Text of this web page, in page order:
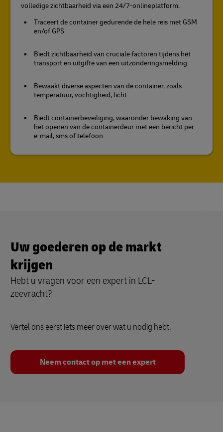
volledige zichtbaarheid via een 24/7-onlineplatform.
Traceert de container gedurende de hele reis met GSM
en/of GPS
Biedt zichtbaarheid van cruciale factoren tijdens het
transport en uitgifte van een uitzonderingsmelding
Bewaakt diverse aspecten van de container, zoals
temperatuur, vochtigheid, licht
Biedt containerbeveiliging, waaronder bewaking van
het openen van de containerdeur met een bericht per
e-mail, sms of telefoon
Uw goederen op de markt
krijgen
Hebt u vragen voor een expert in LCL-
zeevracht?
Vertel ons eerst iets meer over wat u nodig hebt.
Neem contact op met een expert